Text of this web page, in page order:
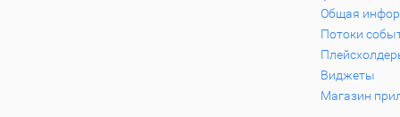
Общая
Потоки
Виджеты
Магазин